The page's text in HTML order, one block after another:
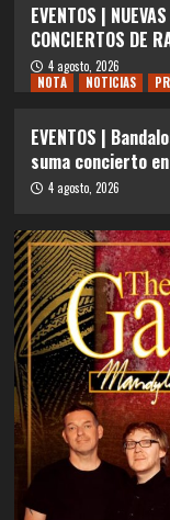
EVENTOS |
CONCIERTOS DE
4 agosto, 2026
NOTA
NOTICIAS
EVENTOS |
suma concierto
4 agosto, 2026